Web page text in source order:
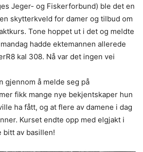
Jeger- og Fiskerforbund) ble det en
skytterkveld for damer og tilbud om
Tone hoppet ut i det og meldte
hadde ektemannen allerede
kal 308. Nå var det ingen vei
gjennom å melde seg på
fikk mange nye bekjentskaper hun
ha fått, og at flere av damene i dag
Kurset endte opp med elgjakt i
bitt av basillen!